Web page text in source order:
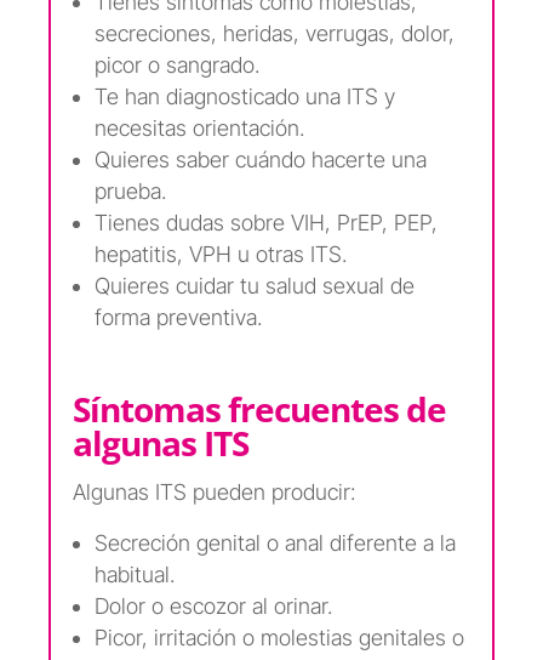
secreciones, heridas, verrugas, dolor,
picor o sangrado.
Te han diagnosticado una ITS y
necesitas orientación.
Quieres saber cuándo hacerte una
prueba.
Tienes dudas sobre VIH, PrEP, PEP,
hepatitis, VPH u otras ITS.
Quieres cuidar tu salud sexual de
forma preventiva.
Síntomas frecuentes de
algunas ITS
Algunas ITS pueden producir:
Secreción genital o anal diferente a la
habitual.
Dolor o escozor al orinar.
Picor, irritación o molestias genitales o